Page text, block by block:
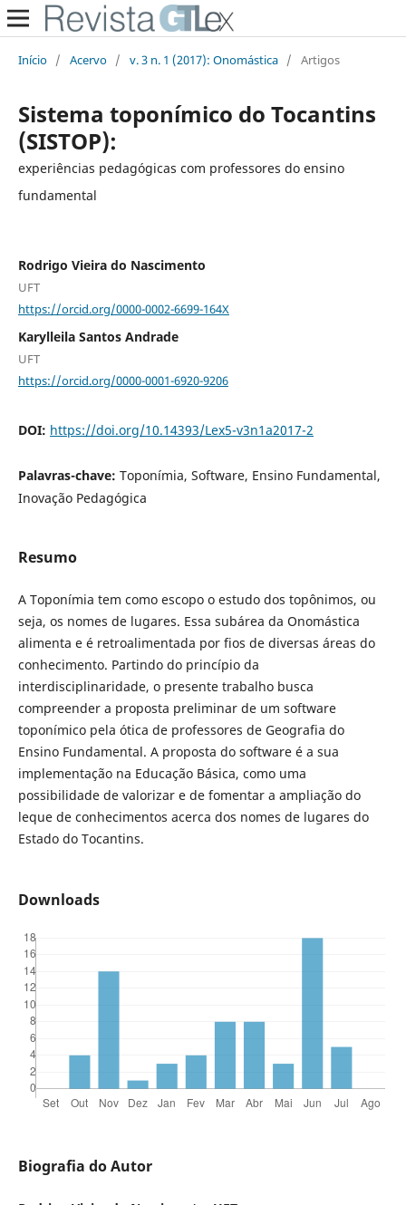
Início / Acervo / v. 3 n. 1 (2017): Onomástica / Artigos
Sistema toponímico do Tocantins
(SISTOP):
experiências pedagógicas com professores do ensino
fundamental
Rodrigo Vieira do Nascimento
UFT
https://orcid.org/0000-0002-6699-164X
Karylleila Santos Andrade
UFT
https://orcid.org/0000-0001-6920-9206
DOI: https://doi.org/10.14393/Lex5-v3n1a2017-2
Palavras-chave: Toponímia, Software, Ensino Fundamental,
Inovação Pedagógica
Resumo
A Toponímia tem como escopo o estudo dos topônimos, ou
seja, os nomes de lugares. Essa subárea da Onomástica
alimenta e é retroalimentada por fios de diversas áreas do
conhecimento. Partindo do princípio da
interdisciplinaridade, o presente trabalho busca
compreender a proposta preliminar de um software
toponímico pela ótica de professores de Geografia do
Ensino Fundamental. A proposta do software é a sua
implementação na Educação Básica, como uma
possibilidade de valorizar e de fomentar a ampliação do
leque de conhecimentos acerca dos nomes de lugares do
Estado do Tocantins.
Downloads
Biografia do Autor